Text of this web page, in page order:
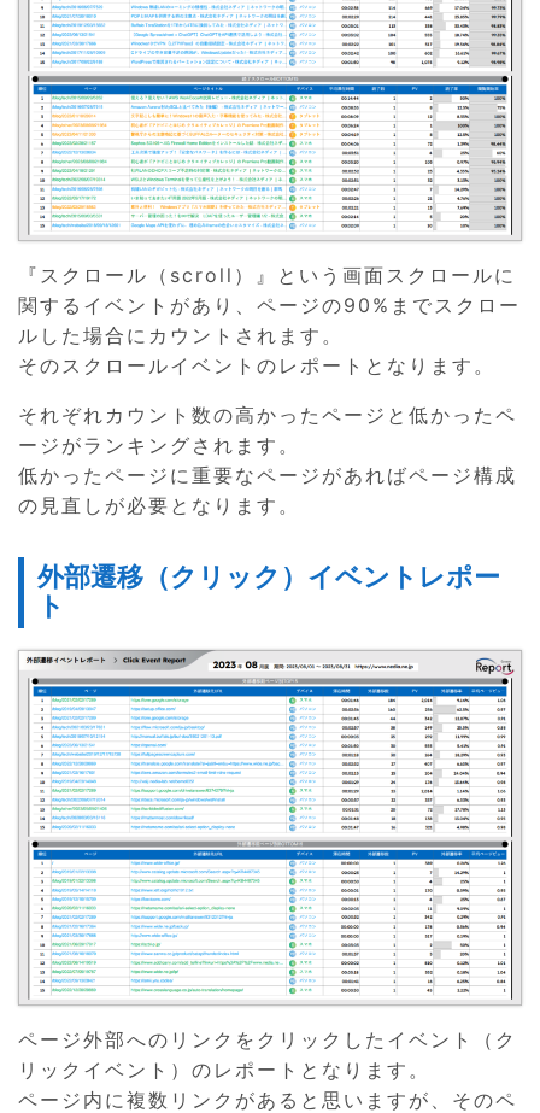
『スクロール（scroll）』という画面スクロールに
関するイベントがあり、ページの90%までスクロー
ルした場合にカウントされます。
そのスクロールイベントのレポートとなります。
それぞれカウント数の高かったページと低かったペ
ージがランキングされます。
低かったページに重要なページがあればページ構成
の見直しが必要となります。
外部遷移（クリック）イベントレポー
ト
ページ外部へのリンクをクリックしたイベント（ク
リックイベント）のレポートとなります。
ページ内に複数リンクがあると思いますが、そのペ